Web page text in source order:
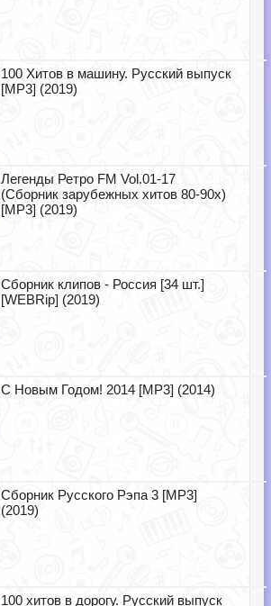
100 Хитов в машину. Русский выпуск
[MP3] (2019)
Легенды Ретро FM Vol.01-17
(Сборник зарубежных хитов 80-90х)
[MP3] (2019)
Сборник клипов - Россия [34 шт.]
[WEBRip] (2019)
С Новым Годом! 2014 [MP3] (2014)
Сборник Русского Рэпа 3 [MP3]
(2019)
100 хитов в дорогу. Русский выпуск